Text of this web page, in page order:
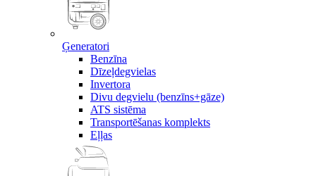
Ģeneratori
Benzīna
Dīzeļdegvielas
Invertora
Divu degvielu (benzīns+gāze)
ATS sistēma
Transportēšanas komplekts
Eļļas